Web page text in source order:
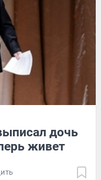
дочь
живет